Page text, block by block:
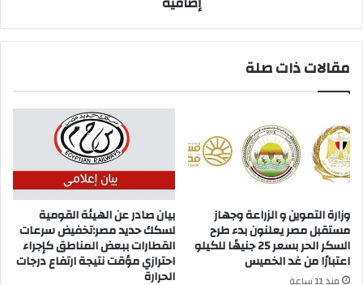
مقالات ذات صلة
وزارة التموين و الزراعة وجهاز
مستقبل مصر يعلنون بدء طرح
السكر الحر بسعر 25 جنيهًا للكيلو
اعتبارًا من غد الخميس
منذ 11 ساعة
بيان صادر عن الهيئة القومية
لسكك حديد مصر:تخفيض سرعات
القطارات ببعض المناطق كإجراء
احترازي مؤقت نتيجة ارتفاع درجات
الحرارة